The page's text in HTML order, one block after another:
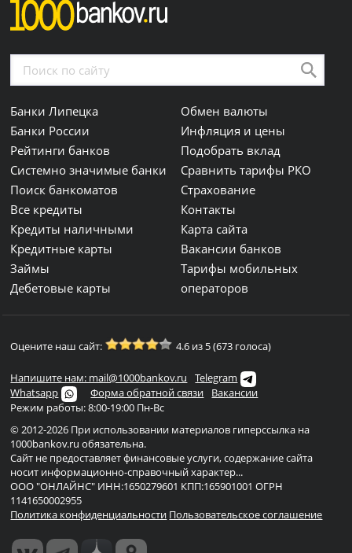
Банки Липецка
Банки России
Рейтинги банков
Системно значимые банки
Поиск банкоматов
Все кредиты
Кредиты наличными
Кредитные карты
Займы
Дебетовые карты
Обмен валюты
Инфляция и цены
Подобрать вклад
Сравнить тарифы РКО
Страхование
Контакты
Карта сайта
Вакансии банков
Тарифы мобильных
операторов
Оцените наш сайт: 4.6 из 5 (673 голоса)
Напишите нам: mail@1000bankov.ru
Telegram
Whatsapp
Форма обратной связи
Вакансии
Режим работы: 8:00-19:00 Пн-Вс
© 2012-2026 При использовании материалов гиперссылка на
1000bankov.ru обязательна.
Сайт не предоставляет финансовые услуги, содержание сайта
носит информационно-справочный характер...
ООО "ОНЛАЙНС" ИНН:1650279601 КПП:165901001 ОГРН
1141650002955
Политика конфиденциальности Пользовательское соглашение